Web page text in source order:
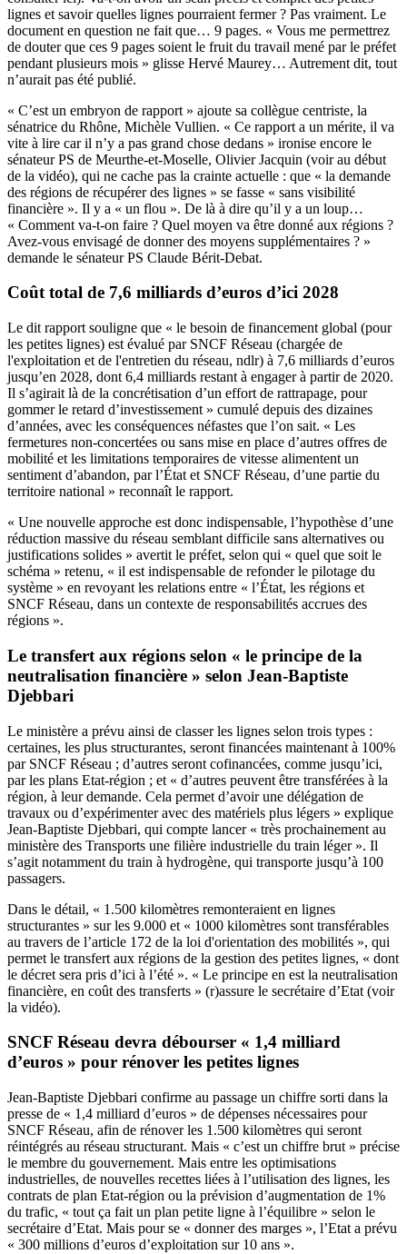
lignes et savoir quelles lignes pourraient fermer ? Pas vraiment. Le
document en question ne fait que… 9 pages. « Vous me permettrez
de douter que ces 9 pages soient le fruit du travail mené par le préfet
pendant plusieurs mois » glisse Hervé Maurey… Autrement dit, tout
n’aurait pas été publié.
« C’est un embryon de rapport » ajoute sa collègue centriste, la
sénatrice du Rhône, Michèle Vullien. « Ce rapport a un mérite, il va
vite à lire car il n’y a pas grand chose dedans » ironise encore le
sénateur PS de Meurthe-et-Moselle, Olivier Jacquin (voir au début
de la vidéo), qui ne cache pas la crainte actuelle : que « la demande
des régions de récupérer des lignes » se fasse « sans visibilité
financière ». Il y a « un flou ». De là à dire qu’il y a un loup…
« Comment va-t-on faire ? Quel moyen va être donné aux régions ?
Avez-vous envisagé de donner des moyens supplémentaires ? »
demande le sénateur PS Claude Bérit-Debat.
Coût total de 7,6 milliards d’euros d’ici 2028
Le dit rapport souligne que « le besoin de financement global (pour
les petites lignes) est évalué par SNCF Réseau (chargée de
l'exploitation et de l'entretien du réseau, ndlr) à 7,6 milliards d’euros
jusqu’en 2028, dont 6,4 milliards restant à engager à partir de 2020.
Il s’agirait là de la concrétisation d’un effort de rattrapage, pour
gommer le retard d’investissement » cumulé depuis des dizaines
d’années, avec les conséquences néfastes que l’on sait. « Les
fermetures non-concertées ou sans mise en place d’autres offres de
mobilité et les limitations temporaires de vitesse alimentent un
sentiment d’abandon, par l’État et SNCF Réseau, d’une partie du
territoire national » reconnaît le rapport.
« Une nouvelle approche est donc indispensable, l’hypothèse d’une
réduction massive du réseau semblant difficile sans alternatives ou
justifications solides » avertit le préfet, selon qui « quel que soit le
schéma » retenu, « il est indispensable de refonder le pilotage du
système » en revoyant les relations entre « l’État, les régions et
SNCF Réseau, dans un contexte de responsabilités accrues des
régions ».
Le transfert aux régions selon « le principe de la
neutralisation financière » selon Jean-Baptiste
Djebbari
Le ministère a prévu ainsi de classer les lignes selon trois types :
certaines, les plus structurantes, seront financées maintenant à 100%
par SNCF Réseau ; d’autres seront cofinancées, comme jusqu’ici,
par les plans Etat-région ; et « d’autres peuvent être transférées à la
région, à leur demande. Cela permet d’avoir une délégation de
travaux ou d’expérimenter avec des matériels plus légers » explique
Jean-Baptiste Djebbari, qui compte lancer « très prochainement au
ministère des Transports une filière industrielle du train léger ». Il
s’agit notamment du train à hydrogène, qui transporte jusqu’à 100
passagers.
Dans le détail, « 1.500 kilomètres remonteraient en lignes
structurantes » sur les 9.000 et « 1000 kilomètres sont transférables
au travers de l’article 172 de la loi d'orientation des mobilités », qui
permet le transfert aux régions de la gestion des petites lignes, « dont
le décret sera pris d’ici à l’été ». « Le principe en est la neutralisation
financière, en coût des transferts » (r)assure le secrétaire d’Etat (voir
la vidéo).
SNCF Réseau devra débourser « 1,4 milliard
d’euros » pour rénover les petites lignes
Jean-Baptiste Djebbari confirme au passage un chiffre sorti dans la
presse de « 1,4 milliard d’euros » de dépenses nécessaires pour
SNCF Réseau, afin de rénover les 1.500 kilomètres qui seront
réintégrés au réseau structurant. Mais « c’est un chiffre brut » précise
le membre du gouvernement. Mais entre les optimisations
industrielles, de nouvelles recettes liées à l’utilisation des lignes, les
contrats de plan Etat-région ou la prévision d’augmentation de 1%
du trafic, « tout ça fait un plan petite ligne à l’équilibre » selon le
secrétaire d’Etat. Mais pour se « donner des marges », l’Etat a prévu
« 300 millions d’euros d’exploitation sur 10 ans ».